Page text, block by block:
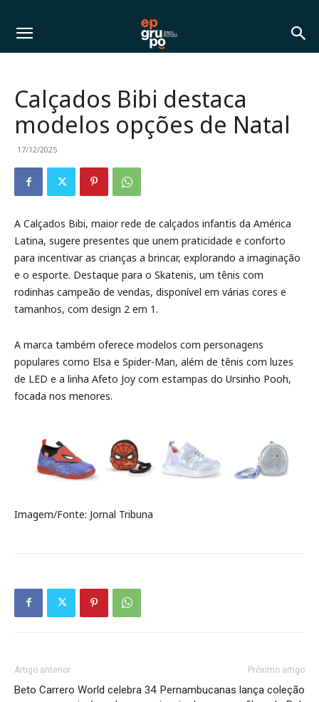
Calçados Bibi destaca
modelos opções de Natal
17/12/2025
A Calçados Bibi, maior rede de calçados infantis da América
Latina, sugere presentes que unem praticidade e conforto
para incentivar as crianças a brincar, explorando a imaginação
e o esporte. Destaque para o Skatenis, um tênis com
rodinhas campeão de vendas, disponível em várias cores e
tamanhos, com design 2 em 1.
A marca também oferece modelos com personagens
populares como Elsa e Spider-Man, além de tênis com luzes
de LED e a linha Afeto Joy com estampas do Ursinho Pooh,
focada nos menores.
Imagem/Fonte: Jornal Tribuna
Artigo anterior
Beto Carrero World celebra 34
Próximo artigo
Pernambucanas lança coleção